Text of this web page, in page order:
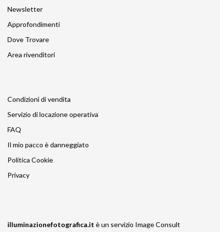
Newsletter
Approfondimenti
Dove Trovare
Area rivenditori
Condizioni di vendita
Servizio di locazione operativa
FAQ
Il mio pacco è danneggiato
Politica Cookie
Privacy
illuminazionefotografica.it è un servizio Image Consult